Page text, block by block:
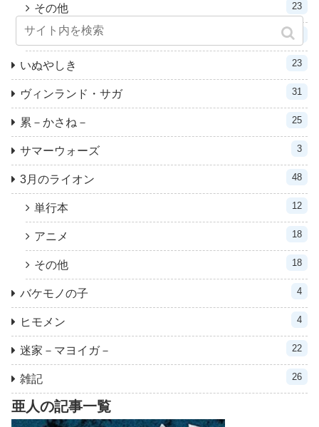
その他 23
アニメ 11
いぬやしき 23
ヴィンランド・サガ 31
累－かさね－ 25
サマーウォーズ 3
3月のライオン 48
単行本 12
アニメ 18
その他 18
バケモノの子 4
ヒモメン 4
迷家－マヨイガ－ 22
雑記 26
亜人の記事一覧